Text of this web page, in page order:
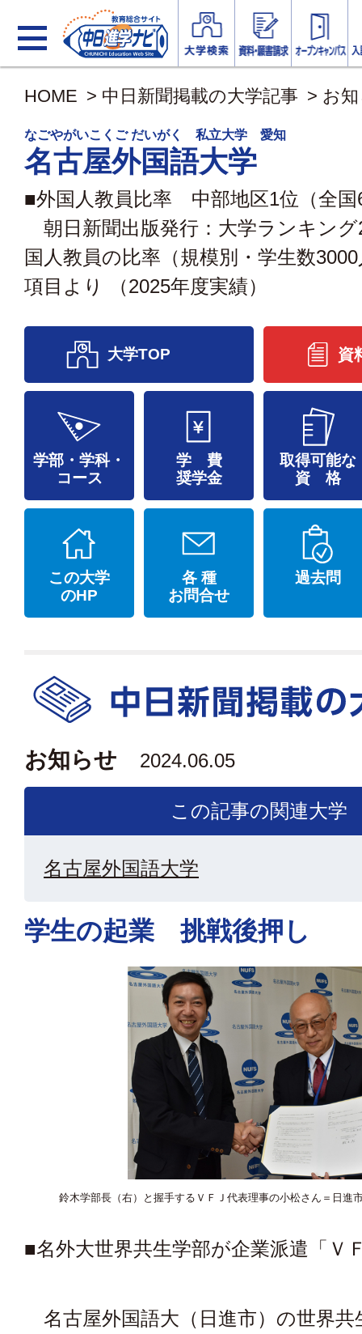
HOME > 中日新聞掲載の大学記事 > お
なごやがいこくご だいがく 私立大学 愛知
名古屋外国語大学
■外国人教員比率 中部地区1位（全国
朝日新聞出版発行：大学ランキング
国人教員の比率（規模別・学生数
項目より （2025年度実績）
資
大学TOP
学部・学科・
コース
学 費
奨学金
取得可能な
資 格
この大学
のHP
各 種
お問合せ
過去問
お知らせ 2024.06.05
この記事の関連大学
名古屋外国語大学
学生の起業 挑戦後押し
鈴木学部長（右）と握手するＶＦＪ代表理事の小松さん＝日進
■名外大世界共生学部が企業派遣「Ｖ
名古屋外国語大（日進市）の世界共